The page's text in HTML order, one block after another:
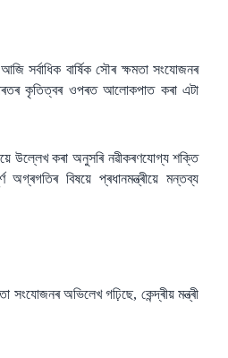
আজি সৰ্বাধিক বাৰ্ষিক সৌৰ ক্ষমতা সংযোজনৰ
কৃতিত্বৰ ওপৰত আলোকপাত কৰা এটা
উল্লেখ কৰা অনুসৰি নৱীকৰণযোগ্য শক্তি
বিষয়ে প্ৰধানমন্ত্ৰীয়ে মন্তব্য
সংযোজনৰ অভিলেখ গঢ়িছে, কেন্দ্ৰীয় মন্ত্ৰী